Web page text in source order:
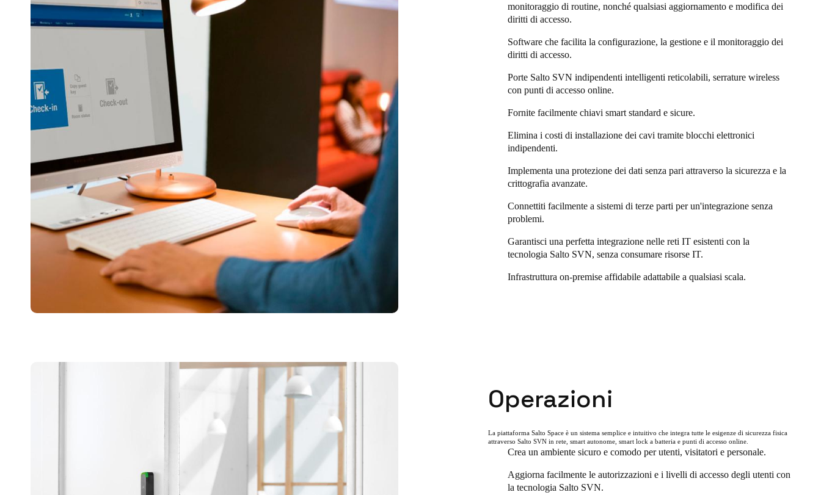
monitoraggio di routine, nonché qualsiasi aggiornamento e modifica dei
diritti di accesso.
Software che facilita la configurazione, la gestione e il monitoraggio dei
diritti di accesso.
Porte Salto SVN indipendenti intelligenti reticolabili, serrature wireless
con punti di accesso online.
Fornite facilmente chiavi smart standard e sicure.
Elimina i costi di installazione dei cavi tramite blocchi elettronici
indipendenti.
Implementa una protezione dei dati senza pari attraverso la sicurezza e la
crittografia avanzate.
Connettiti facilmente a sistemi di terze parti per un'integrazione senza
problemi.
Garantisci una perfetta integrazione nelle reti IT esistenti con la
tecnologia Salto SVN, senza consumare risorse IT.
Infrastruttura on-premise affidabile adattabile a qualsiasi scala.
Operazioni
La piattaforma Salto Space è un sistema semplice e intuitivo che integra tutte le esigenze di sicurezza fisica
attraverso Salto SVN in rete, smart autonome, smart lock a batteria e punti di accesso online.
Crea un ambiente sicuro e comodo per utenti, visitatori e personale.
Aggiorna facilmente le autorizzazioni e i livelli di accesso degli utenti con
la tecnologia Salto SVN.